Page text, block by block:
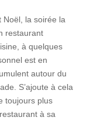
la soirée la
restaurant
à quelques
est en
autour du
S’ajoute à cela
toujours plus
à sa